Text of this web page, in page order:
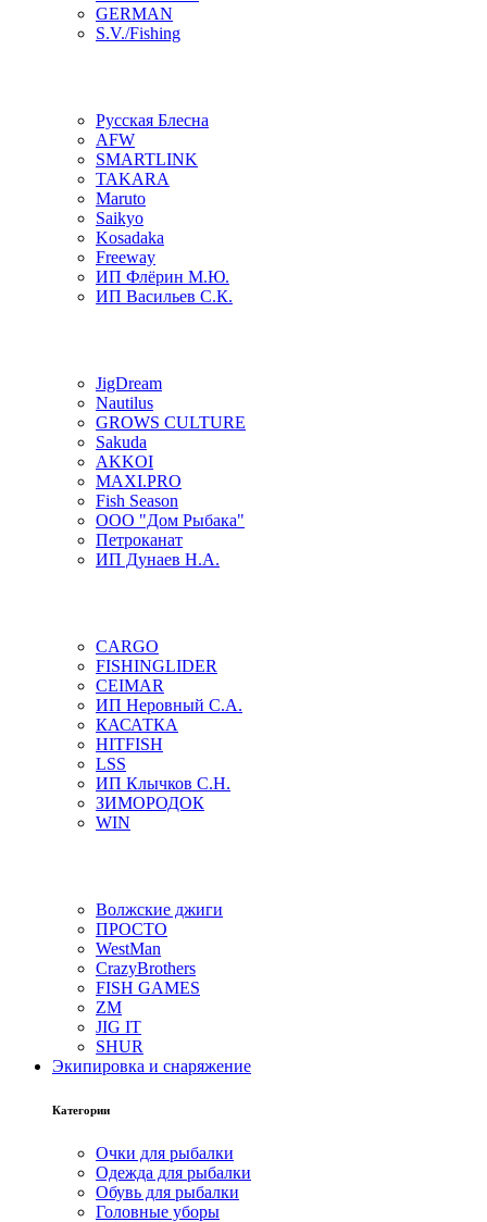
GERMAN
S.V./Fishing
Русская Блесна
AFW
SMARTLINK
TAKARA
Maruto
Saikyo
Kosadaka
Freeway
ИП Флёрин М.Ю.
ИП Васильев С.К.
JigDream
Nautilus
GROWS CULTURE
Sakuda
AKKOI
MAXI.PRO
Fish Season
ООО "Дом Рыбака"
Петроканат
ИП Дунаев Н.А.
CARGO
FISHINGLIDER
CEIMAR
ИП Неровный С.А.
КАСАТКА
HITFISH
LSS
ИП Клычков С.Н.
ЗИМОРОДОК
WIN
Волжские джиги
ПРОСТО
WestMan
CrazyBrothers
FISH GAMES
ZM
JIG IT
SHUR
Экипировка и снаряжение
Категории
Очки для рыбалки
Одежда для рыбалки
Обувь для рыбалки
Головные уборы